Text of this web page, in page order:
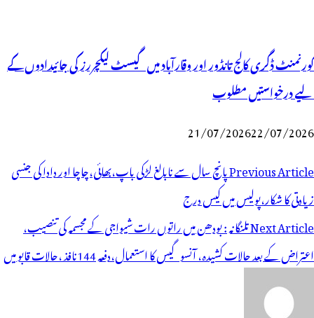
گورنمنٹ ڈگری کالج تانڈور اور وقارآباد میں گیسٹ لیکچررز کی جائیدادوں کے
لیے درخواستیں مطلوب
21/07/202622/07/2026
پوسٹوں
کی
نیویگیشن
Previous Articleپانچ سال سے نابالغ لڑکی باپ،بھائی،چاچا اور دادا کی جنسی
زیادتی کا شکار،پولیس میں کیس درج
Next Articleتلنگانہ : بودھن میں راتوں رات شیواجی کے مجسمہ کی تنصیب،
اعتراض کے بعد حالات کشیدہ، آنسو گیس کا استعمال،دفعہ 144نافذ ،حالات قابو میں